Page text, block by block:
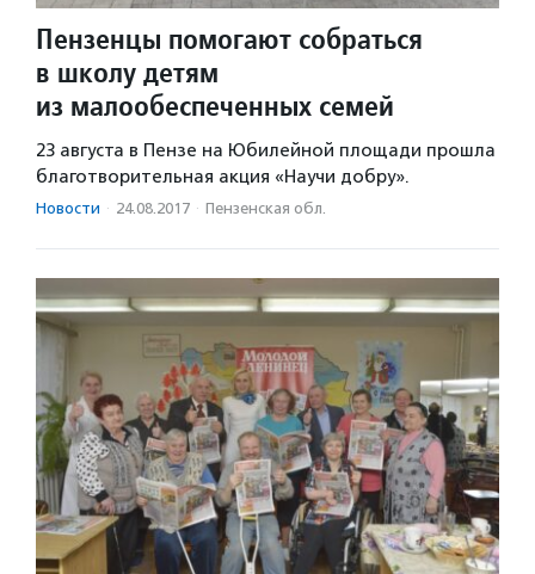
Пензенцы помогают собраться
в школу детям
из малообеспеченных семей
23 августа в Пензе на Юбилейной площади прошла
благотворительная акция «Научи добру».
Новости · 24.08.2017 · Пензенская обл.